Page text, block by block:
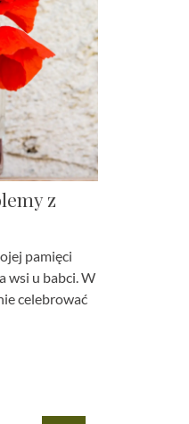
z
pamięci
wsi u babci. W
celebrować